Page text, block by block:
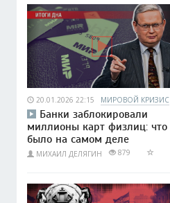
20.01.2026 22:15 МИРОВОЙ КРИЗИС
Банки заблокировали
миллионы карт физлиц: что
было на самом деле
МИХАИЛ ДЕЛЯГИН 879